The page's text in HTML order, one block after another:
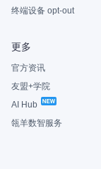
终端设备 opt-out
更多
官方资讯
友盟+学院
AI Hub
瓴羊数智服务